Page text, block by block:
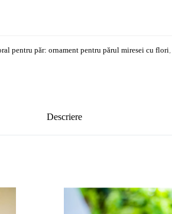
pentru păr: ornament pentru părul miresei cu flori
Descriere